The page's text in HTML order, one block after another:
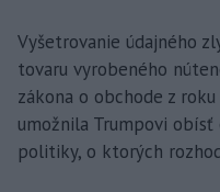
Vyšetrovanie údajného
tovaru vyrobeného
zákona o obchode z
umožnila Trumpovi
politiky, o ktorých